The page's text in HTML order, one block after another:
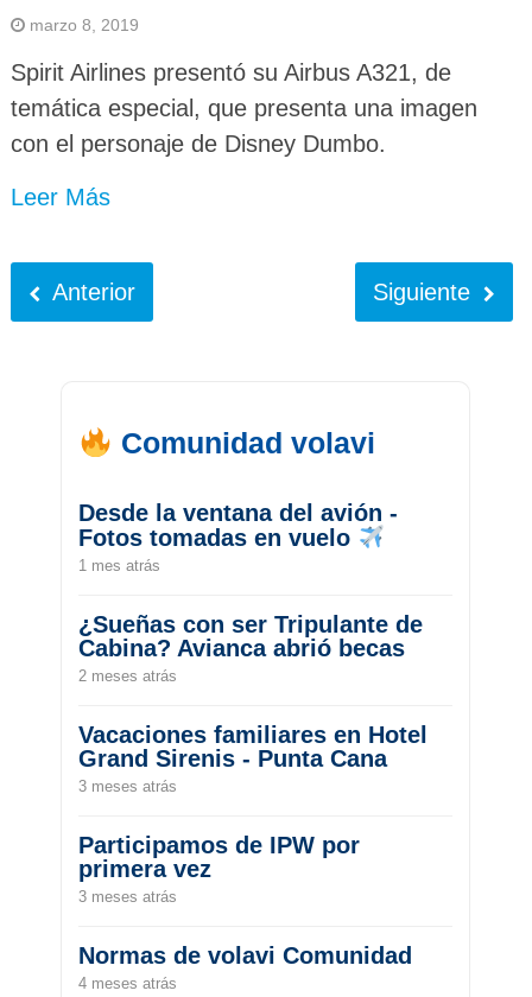
marzo 8, 2019
Spirit Airlines presentó su Airbus A321, de
temática especial, que presenta una imagen
con el personaje de Disney Dumbo.
Leer Más
Anterior Siguiente
Comunidad volavi
Desde la ventana del avión -
Fotos tomadas en vuelo
1 mes atrás
¿Sueñas con ser Tripulante de
Cabina? Avianca abrió becas
2 meses atrás
Vacaciones familiares en Hotel
Grand Sirenis - Punta Cana
3 meses atrás
Participamos de IPW por
primera vez
3 meses atrás
Normas de volavi Comunidad
4 meses atrás